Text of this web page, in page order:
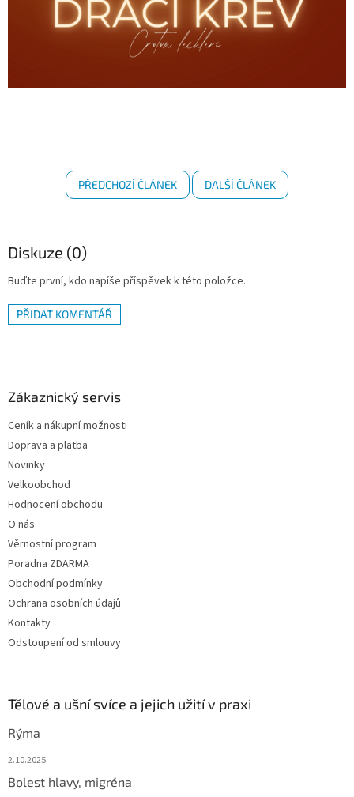
PŘEDCHOZÍ ČLÁNEK DALŠÍ ČLÁNEK
Diskuze (0)
Buďte první, kdo napíše příspěvek k této položce.
PŘIDAT KOMENTÁŘ
Zákaznický servis
Ceník a nákupní možnosti
Doprava a platba
Novinky
Velkoobchod
Hodnocení obchodu
O nás
Věrnostní program
Poradna ZDARMA
Obchodní podmínky
Ochrana osobních údajů
Kontakty
Odstoupení od smlouvy
Tělové a ušní svíce a jejich užití v praxi
Rýma
2.10.2025
Bolest hlavy, migréna